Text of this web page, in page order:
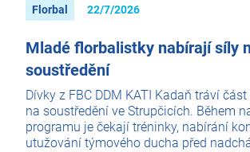
Florbal 22/7/2026
Mladé florbalistky nabírají síly
soustředění
Dívky z FBC DDM KATI Kadaň tráví
na soustředění ve Strupčicích. Během
programu je čekají tréninky, nabírání
utužování týmového ducha před